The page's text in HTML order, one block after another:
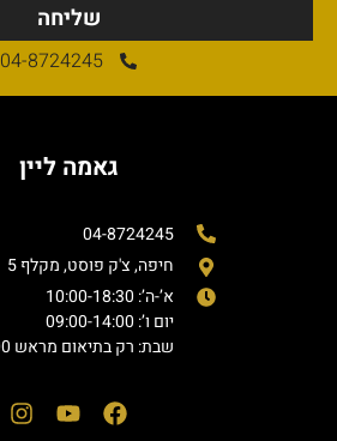
שליחה
04-8724245
גאמה ליין
04-8724245
חיפה, צ'ק פוסט, מקלף 5
א’-ה’: 10:00-18:30
יום ו’: 09:00-14:00
שבת: רק בתיאום מראש 12:00-15:00